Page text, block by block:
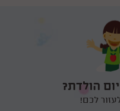
הולדת?
לכם!